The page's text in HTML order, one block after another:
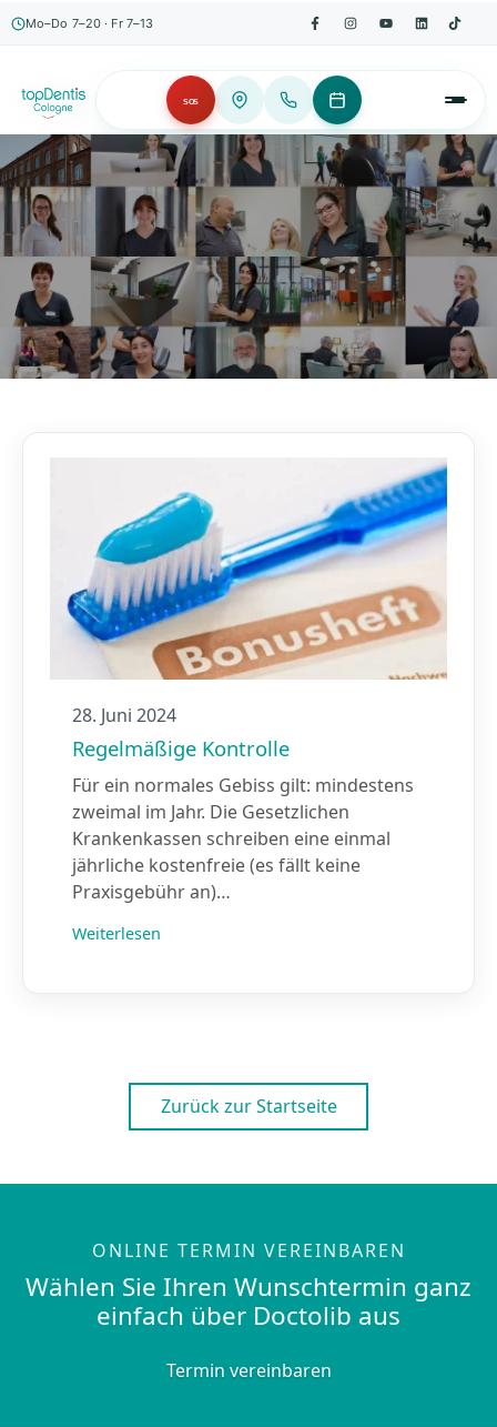
Mo–Do 7–20 · Fr 7–13
SOS
Unser Blog
28. Juni 2024
Regelmäßige Kontrolle
Für ein normales Gebiss gilt: mindestens
zweimal im Jahr. Die Gesetzlichen
Krankenkassen schreiben eine einmal
jährliche kostenfreie (es fällt keine
Praxisgebühr an)…
Weiterlesen
Zurück zur Startseite
ONLINE TERMIN VEREINBAREN
Wählen Sie Ihren Wunschtermin ganz
einfach über Doctolib aus
Termin vereinbaren